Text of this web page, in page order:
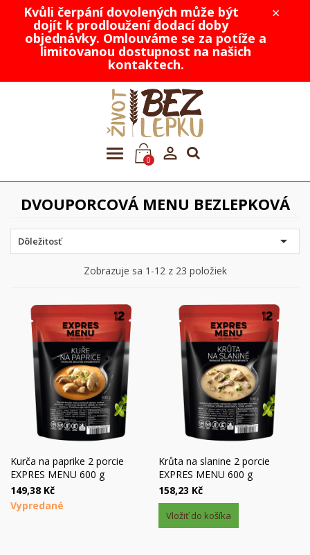
×
Kvůli čerpání dovolených může být
dojít k prodloužení dodací doby
objednávky. Omlouváme se za potíže a
limitovanou dostupnost na našich
kontaktech.
0 
DVOUPORCOVÁ MENU BEZLEPKOVÁ
Dôležitosť 
Zobrazuje sa 1-12 z 23 položiek
Kurča na paprike 2 porcie
EXPRES MENU 600 g
149,38 Kč
Vypredané
Krůta na slanine 2 porcie
EXPRES MENU 600 g
158,23 Kč
Vložiť do košíka